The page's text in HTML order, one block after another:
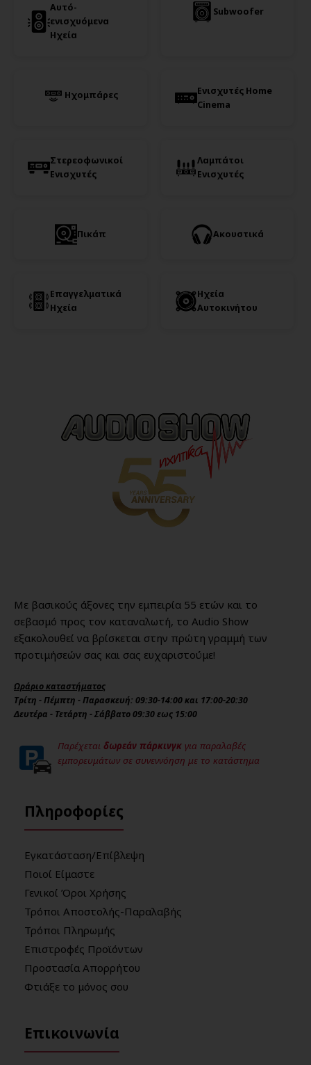
Αυτό-
ενισχυόμενα
Ηχεία
Subwoofer
Ηχομπάρες
Ενισχυτές Home
Cinema
Στερεοφωνικοί
Ενισχυτές
Λαμπάτοι
Ενισχυτές
Πικάπ Ακουστικά
Επαγγελματικά
Ηχεία
Ηχεία
Αυτοκινήτου
Με βασικούς άξονες την εμπειρία 55 ετών και το
σεβασμό προς τον καταναλωτή, το Audio Show
εξακολουθεί να βρίσκεται στην πρώτη γραμμή των
προτιμήσεών σας και σας ευχαριστούμε!
Ωράριο καταστήματος
Τρίτη - Πέμπτη - Παρασκευή: 09:30-14:00 και 17:00-20:30
Δευτέρα - Τετάρτη - Σάββατο 09:30 εως 15:00
Παρέχεται δωρεάν πάρκινγκ για παραλαβές
εμπορευμάτων σε συνεννόηση με το κατάστημα
Πληροφορίες
Εγκατάσταση/Επίβλεψη
Ποιοί Είμαστε
Γενικοί Όροι Χρήσης
Τρόποι Αποστολής-Παραλαβής
Τρόποι Πληρωμής
Επιστροφές Προϊόντων
Προστασία Απορρήτου
Φτιάξε το μόνος σου
Επικοινωνία